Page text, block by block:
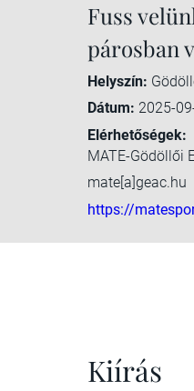
Fuss
párosban
Helyszín:
Dátum: 2025-
Elérhetőségek:
MATE-Gödöllői
mate[a]geac.hu
https://
Kiírás